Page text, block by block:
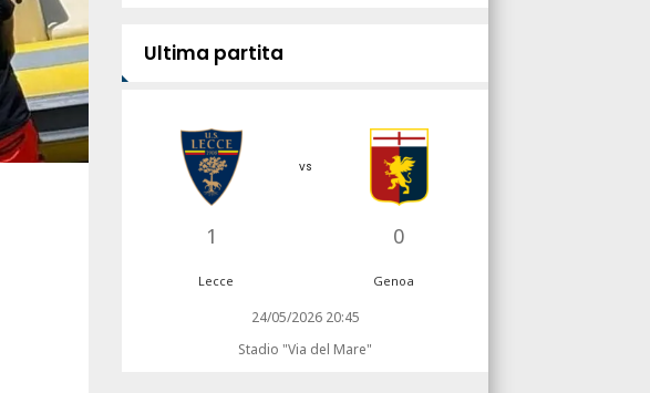
Ultima partita
1
vs
0
Lecce Genoa
24/05/2026 20:45
Stadio "Via del Mare"